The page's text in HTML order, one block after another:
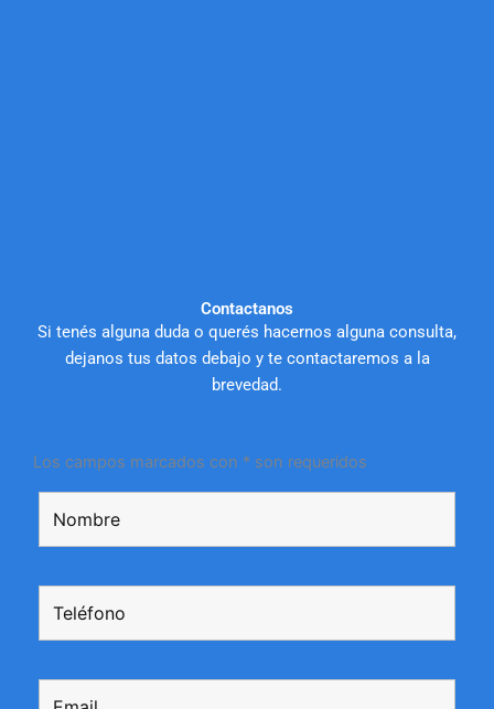
Contactanos
Si tenés alguna duda o querés hacernos alguna consulta,
dejanos tus datos debajo y te contactaremos a la
brevedad.
Los campos marcados con * son requeridos